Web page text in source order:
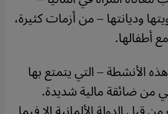
وديانتها – من أزمات كثيرة،
أطفالها.
الأنشطة – التي يتمتع بها
من ضائقة مالية شديدة.